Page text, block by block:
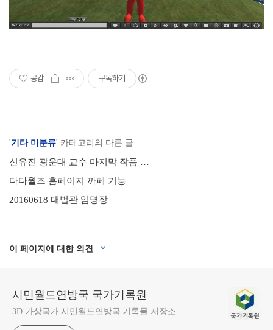
공감 구독하기
'기타 미분류' 카테고리의 다른 글
신유진 광운대 교수 마지막 작품 - 포천군 종합문화 예술회관
다다월즈 홈페이지 까페 기능
20160618 대법관 임명장
이 페이지에 대한 의견
시민월드연방국 국가기록원
3D 가상국가 시민월드연방국 기록물 저장소